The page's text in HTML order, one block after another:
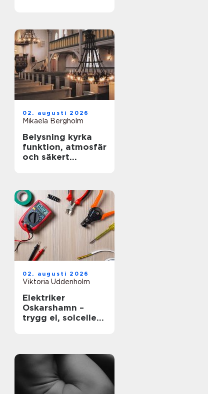
02. augusti 2026
Mikaela Bergholm
Belysning kyrka
funktion, atmosfär
och säkert
02. augusti 2026
Viktoria Uddenholm
Elektriker
Oskarshamn –
trygg el, solceller